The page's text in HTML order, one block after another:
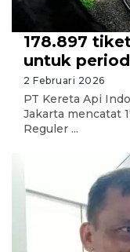
178.897
untuk
2 Februari 2026
PT Kereta Api
Jakarta mencatat
Reguler ...